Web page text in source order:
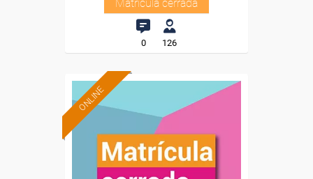
Matrícula cerrada
0 126
ONLINE